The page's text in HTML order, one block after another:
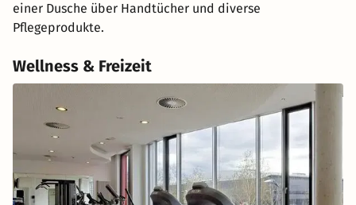
einer Dusche über Handtücher und diverse
Pflegeprodukte.
Wellness & Freizeit